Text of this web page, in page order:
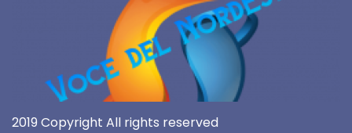
2019 Copyright All rights reserved